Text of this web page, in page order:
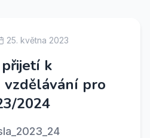
25. května 2023
k
pro
2024